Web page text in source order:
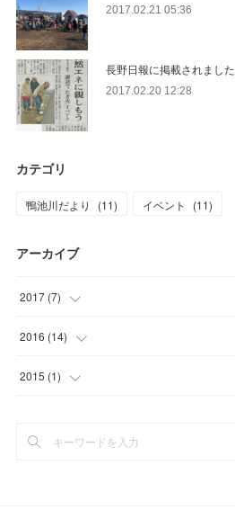
2017.02.21 05:36
長野日報に掲載されました
2017.02.20 12:28
カテゴリ
鴨池川だより (11) イベント (11)
アーカイブ
2017 (7)
(1
( )
(2
2016 (14)
( )
(
2015 (1)